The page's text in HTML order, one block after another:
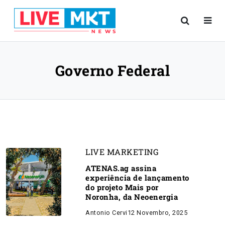
Governo Federal
LIVE MARKETING
ATENAS.ag assina
experiência de lançamento
do projeto Mais por
Noronha, da Neoenergia
Antonio Cervi 12 Novembro, 2025